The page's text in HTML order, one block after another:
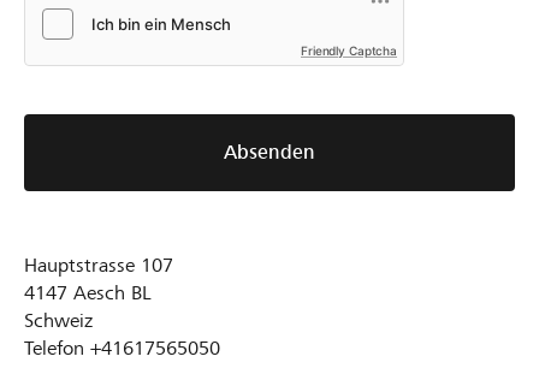
Friendly Captcha
Absenden
Hauptstrasse 107
4147 Aesch BL
Schweiz
Telefon +41617565050